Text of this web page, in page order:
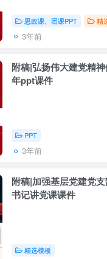
思政课、团课PPT 精
3年前
附稿|弘扬伟大建党精
年ppt课件
PPT
3年前
附稿|加强基层党建党
书记讲党课课件
精选模板